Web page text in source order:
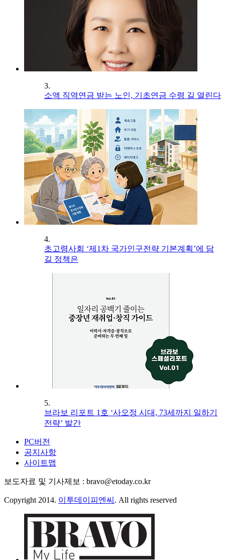
3.
소액 직역연금 받는 노인, 기초연금 수령 길 열린다
4.
초고령사회 ‘제1차 국가인구전략 기본계획’에 담
길 정책은
5.
브라보 리포트 1호 ‘사오정 시대, 73세까지 일하기
전략’ 발간
PC버전
공지사항
사이트맵
보도자료 및 기사제보 : bravo@etoday.co.kr
Copyright 2014. 이투데이피엔씨 . All rights reserved